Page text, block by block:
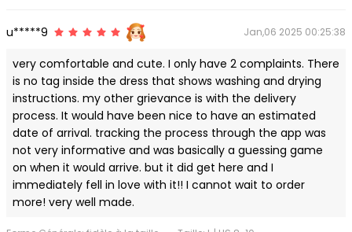
u*****9 Jan,06 2025 00:25:38
very comfortable and cute. I only have 2 complaints. There
is no tag inside the dress that shows washing and drying
instructions. my other grievance is with the delivery
process. It would have been nice to have an estimated
date of arrival. tracking the process through the app was
not very informative and was basically a guessing game
on when it would arrive. but it did get here and I
immediately fell in love with it!! I cannot wait to order
more! very well made.